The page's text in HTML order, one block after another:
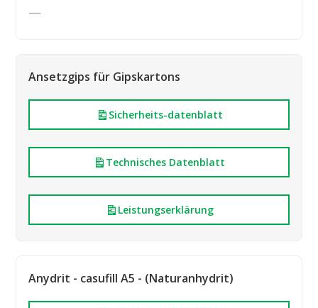
—
Ansetzgips für Gipskartons
Sicherheits-datenblatt
Technisches Datenblatt
Leistungserklärung
Anydrit - casufill A5 - (Naturanhydrit)